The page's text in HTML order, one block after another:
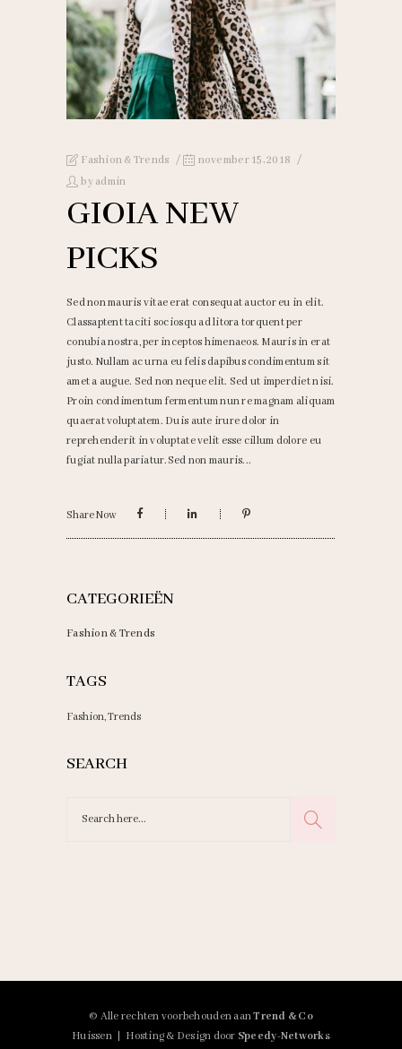
Fashion & Trends
november 15, 2018
by admin
GIOIA NEW
PICKS
Sed non mauris vitae erat consequat auctor eu in elit.
Classaptent taciti sociosqu ad litora torquent per
conubia nostra, per inceptos himenaeos. Mauris in erat
justo. Nullam ac urna eu felis dapibus condimentum sit
amet a augue. Sed non neque elit. Sed ut imperdiet nisi.
Proin condimentum fermentum nun re magnam aliquam
quaerat voluptatem. Duis aute irure dolor in
reprehenderit in voluptate velit esse cillum dolore eu
fugiat nulla pariatur.Sed non mauris
Share Now
CATEGORIEËN
Fashion & Trends
TAGS
Fashion Trends
SEARCH
© Alle rechten voorbehouden aanTrend & Co
Huissen | Hosting & Design door Speedy-Networks